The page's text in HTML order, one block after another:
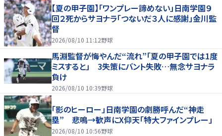
【夏の甲子園】「ワンプレー諦めない」日南学園９
回２死からサヨナラ「つないだ３人に感謝」金川監
督
2026/08/10 11:12野球
馬淵監督が悔やんだ“流れ”「夏の甲子園では1度
ミスすると」 3失策にバント失敗…無念サヨナラ
負け
2026/08/10 10:39野球
「影のヒーロー」日南学園の劇勝呼んだ“神走
塁” 悲鳴→歓声にX仰天「特大ファインプレー」
2026/08/10 10:56野球